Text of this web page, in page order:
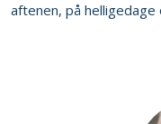
aftenen, på